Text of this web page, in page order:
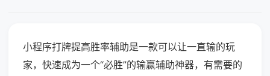
小程序打牌提高胜率辅助是一款可以让一直输的玩
家，快速成为一个“必胜”的输赢辅助神器，有需要的